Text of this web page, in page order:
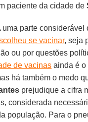
paciente da cidade de
uma parte considerável
se vacinar, seja
ou por questões
de vacinas ainda é o
há também o medo
prejudique a cifra
considerada
população. Para o